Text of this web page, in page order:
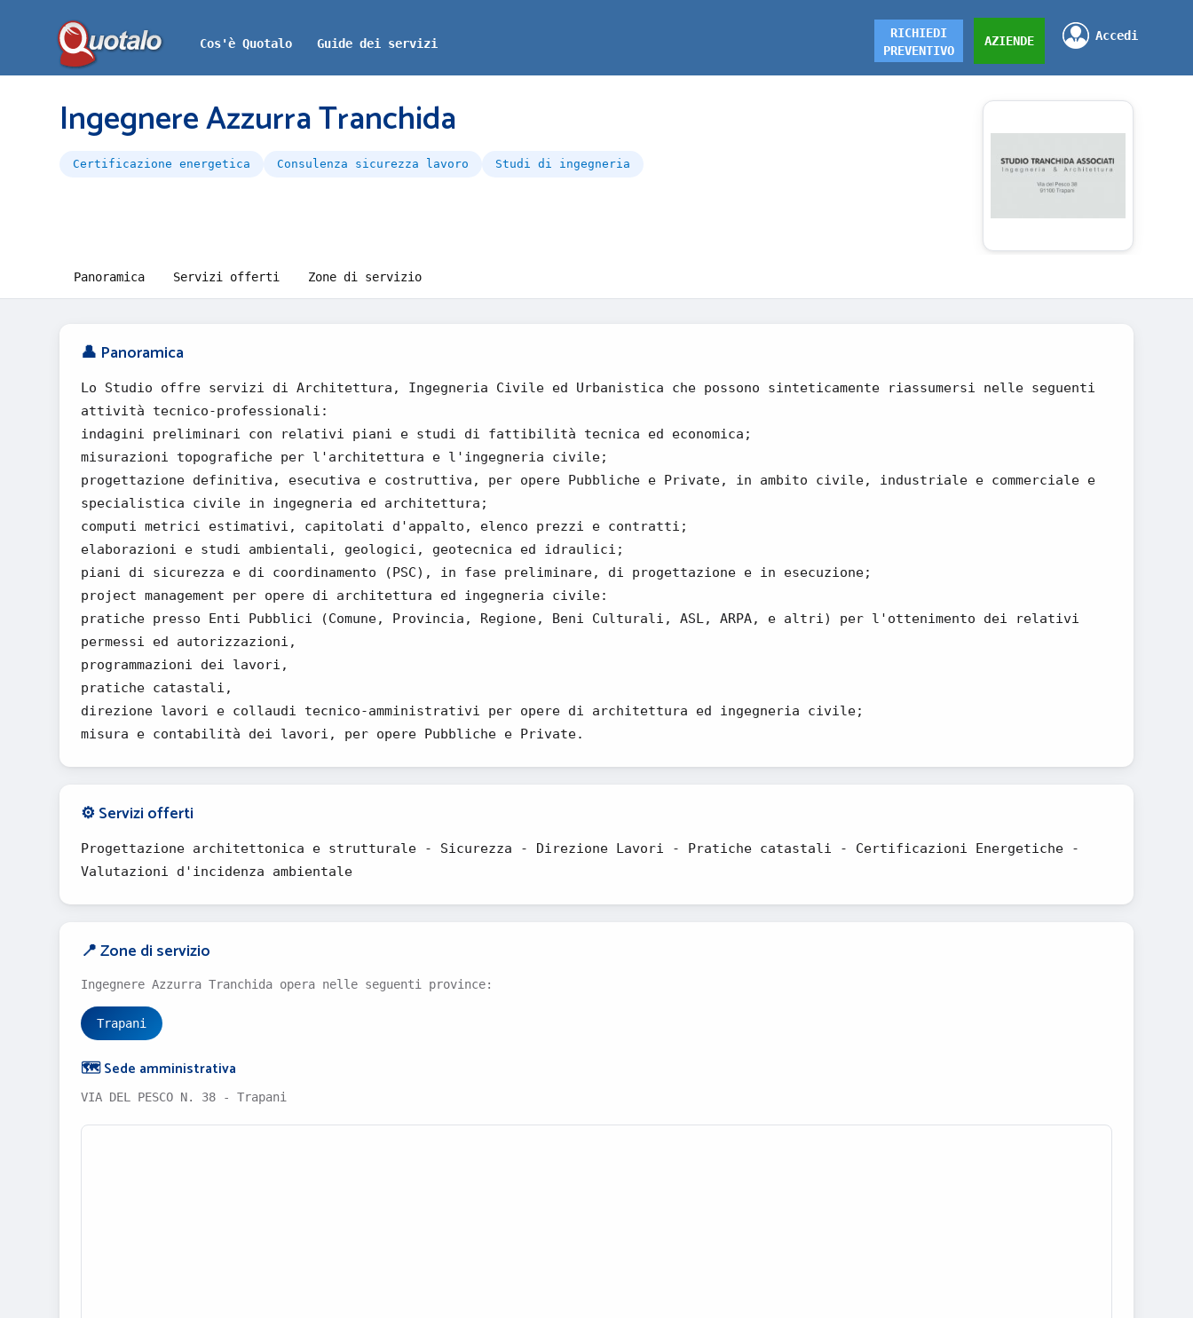
Cos'è Quotalo Guide dei servizi
Accedi
AZIENDE
RICHIEDI
PREVENTIVO
Ingegnere Azzurra Tranchida
Certificazione energetica Consulenza sicurezza lavoro Studi di ingegneria
Panoramica Servizi offerti Zone di servizio
👤 Panoramica
Lo Studio offre servizi di Architettura, Ingegneria Civile ed Urbanistica che possono sinteticamente riassumersi nelle seguenti
attività tecnico-professionali:
indagini preliminari con relativi piani e studi di fattibilità tecnica ed economica;
misurazioni topografiche per l'architettura e l'ingegneria civile;
progettazione definitiva, esecutiva e costruttiva, per opere Pubbliche e Private, in ambito civile, industriale e commerciale e
specialistica civile in ingegneria ed architettura;
computi metrici estimativi, capitolati d'appalto, elenco prezzi e contratti;
elaborazioni e studi ambientali, geologici, geotecnica ed idraulici;
piani di sicurezza e di coordinamento (PSC), in fase preliminare, di progettazione e in esecuzione;
project management per opere di architettura ed ingegneria civile:
pratiche presso Enti Pubblici (Comune, Provincia, Regione, Beni Culturali, ASL, ARPA, e altri) per l'ottenimento dei relativi
permessi ed autorizzazioni,
programmazioni dei lavori,
pratiche catastali,
direzione lavori e collaudi tecnico-amministrativi per opere di architettura ed ingegneria civile;
misura e contabilità dei lavori, per opere Pubbliche e Private.
⚙️ Servizi offerti
Progettazione architettonica e strutturale - Sicurezza - Direzione Lavori - Pratiche catastali - Certificazioni Energetiche -
Valutazioni d'incidenza ambientale
📍 Zone di servizio
Ingegnere Azzurra Tranchida opera nelle seguenti province:
Trapani
🗺️ Sede amministrativa
VIA DEL PESCO N. 38 - Trapani